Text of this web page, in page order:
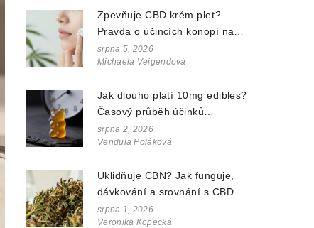
Zpevňuje CBD krém pleť?
Pravda o účincích konopí na
vrásky a pružnost
srpna 5, 2026
Michaela Veigendová
Jak dlouho platí 10mg edibles?
Časový průběh účinků
konopných gumiček
srpna 2, 2026
Vendula Poláková
Uklidňuje CBN? Jak funguje,
dávkování a srovnání s CBD
srpna 1, 2026
Veronika Kopecká